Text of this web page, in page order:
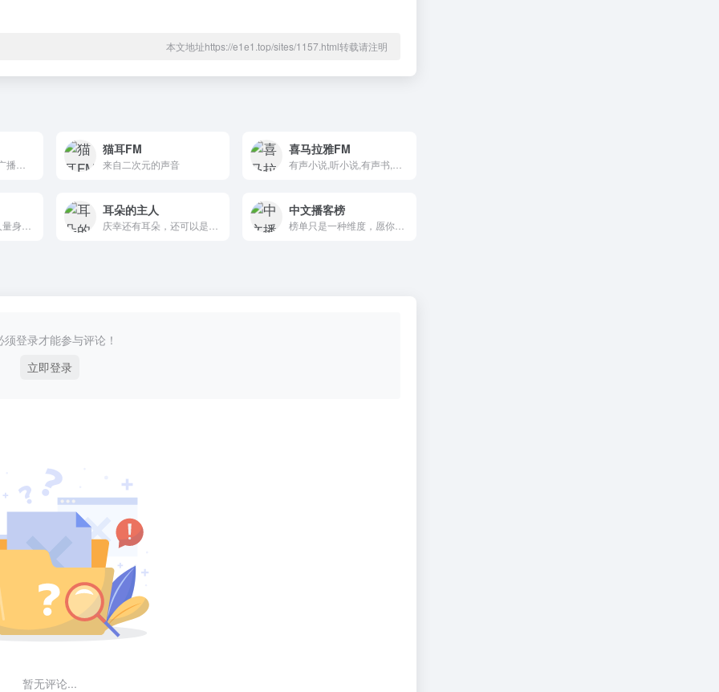
本文地址https://e1e1.top/sites/1157.html转载请注明
不仅囊括数千家FM广播电台,还涵盖30多类的有声读物或音频节目
猫耳FM
来自二次元的声音
喜马拉雅FM
耳朵的主人 中文播客榜
须登录才能参与评论！
立即登录
暂无评论...